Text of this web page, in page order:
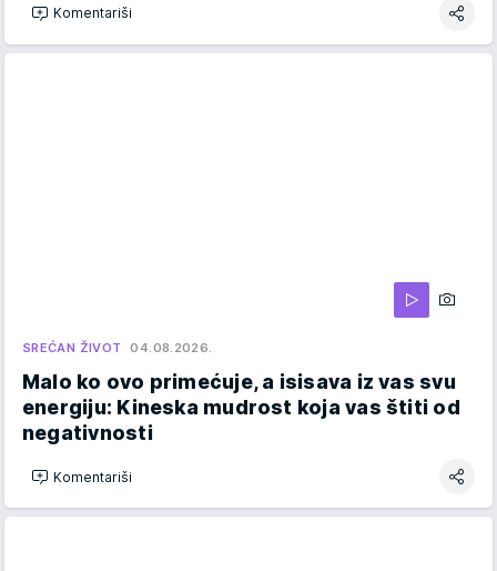
Komentariši
SREĆAN ŽIVOT 04.08.2026.
Malo ko ovo primećuje, a isisava iz vas svu
energiju: Kineska mudrost koja vas štiti od
negativnosti
Komentariši